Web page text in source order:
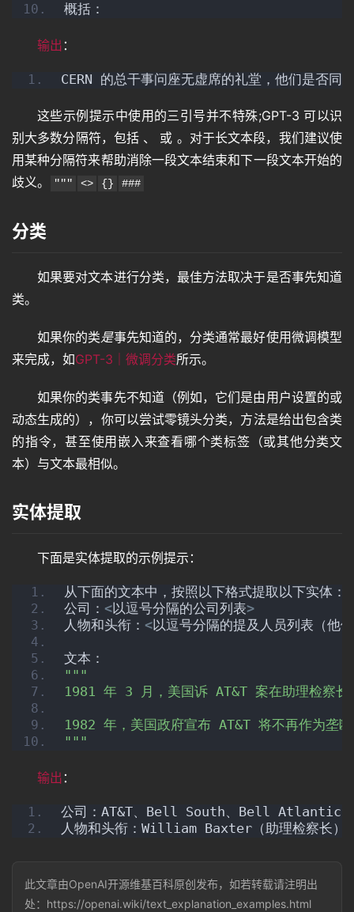
频
程
其
资
源
问
概括：
输出 ：
CERN 的总干事问座无虚席的礼堂，他们是否同
这些示例提示中使用的三引号并不特殊;GPT-3 可以识
别大多数分隔符，包括 、 或 。对于长文本段，我们建议使
用某种分隔符来帮助消除一段文本结束和下一段文本开始的
歧义。
""" <> {} ###
分类
如果要对文本进行分类，最佳方法取决于是否事先知道
类。
如果你的类是事先知道的，分类通常最好使用微调模型
来完成，如GPT-3｜微调分类所示。
如果你的类事先不知道（例如，它们是由用户设置的或
动态生成的），你可以尝试零镜头分类，方法是给出包含类
的指令，甚至使用嵌入来查看哪个类标签（或其他分类文
本）与文本最相似。
实体提取
下面是实体提取的示例提示：
从下面的文本中，按照以下格式提取以下实体：
公司： <以逗号分隔的公司列表>
人物和头衔： <以逗号分隔的提及人员列表（他
文本：
"" "
1981 年 3 月，美国诉 AT&T 案在助理检察
1982 年，美国政府宣布 AT&T 将不再作为垄
" ""
输出 ：
公司：AT&T、Bell South、Bell Atlantic
人物和头衔：William Baxter（助理检察长
此文章由OpenAI开源维基百科原创发布，如若转载请注明出
处：https://openai.wiki/text_explanation_examples.html